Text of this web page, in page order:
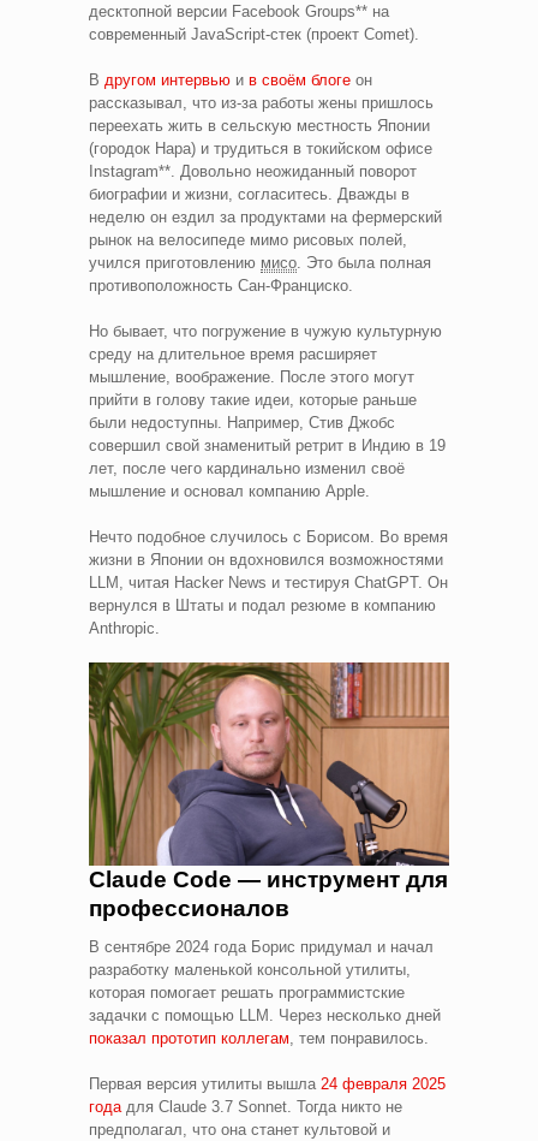
десктопной версии Facebook Groups** на
современный JavaScript-стек (проект Comet).
В другом интервью и в своём блоге он
рассказывал, что из-за работы жены пришлось
переехать жить в сельскую местность Японии
(городок Нара) и трудиться в токийском офисе
Instagram**. Довольно неожиданный поворот
биографии и жизни, согласитесь. Дважды в
неделю он ездил за продуктами на фермерский
рынок на велосипеде мимо рисовых полей,
учился приготовлению мисо. Это была полная
противоположность Сан-Франциско.
Но бывает, что погружение в чужую культурную
среду на длительное время расширяет
мышление, воображение. После этого могут
прийти в голову такие идеи, которые раньше
были недоступны. Например, Стив Джобс
совершил свой знаменитый ретрит в Индию в 19
лет, после чего кардинально изменил своё
мышление и основал компанию Apple.
Нечто подобное случилось с Борисом. Во время
жизни в Японии он вдохновился возможностями
LLM, читая Hacker News и тестируя ChatGPT. Он
вернулся в Штаты и подал резюме в компанию
Anthropic.
Claude Code — инструмент для
профессионалов
В сентябре 2024 года Борис придумал и начал
разработку маленькой консольной утилиты,
которая помогает решать программистские
задачки с помощью LLM. Через несколько дней
показал прототип коллегам , тем понравилось.
Первая версия утилиты вышла 24 февраля 2025
года для Claude 3.7 Sonnet. Тогда никто не
предполагал, что она станет культовой и